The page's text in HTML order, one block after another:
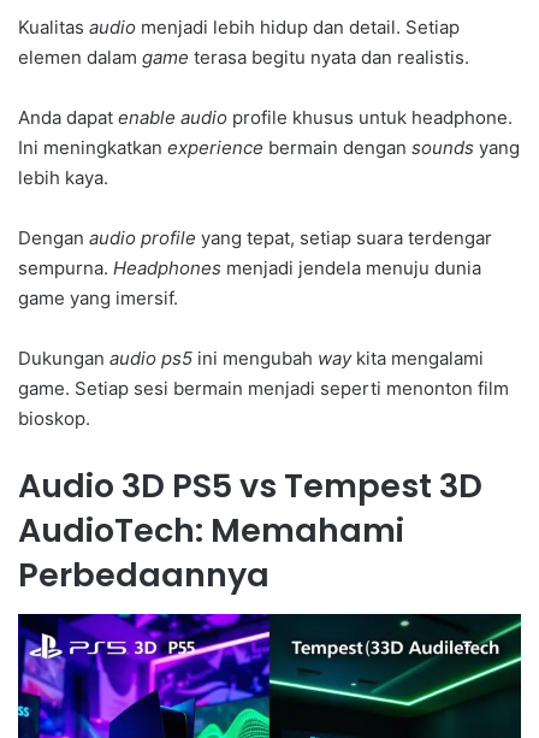
Kualitas audio menjadi lebih hidup dan detail. Setiap
elemen dalam game terasa begitu nyata dan realistis.
Anda dapat enable audio profile khusus untuk headphone.
Ini meningkatkan experience bermain dengan sounds yang
lebih kaya.
Dengan audio profile yang tepat, setiap suara terdengar
sempurna. Headphones menjadi jendela menuju dunia
game yang imersif.
Dukungan audio ps5 ini mengubah waykita mengalami
game. Setiap sesi bermain menjadi seperti menonton film
bioskop.
Audio 3D PS5 vs Tempest 3D
AudioTech: Memahami
Perbedaannya